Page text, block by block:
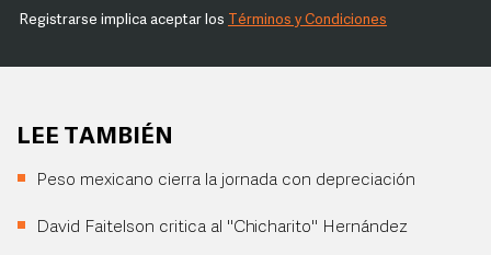
Registrarse implica aceptar los Términos y Condiciones
LEE TAMBIÉN
Peso mexicano cierra la jornada con depreciación
David Faitelson critica al "Chicharito" Hernández